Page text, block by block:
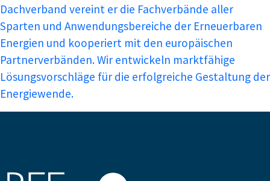
Dachverband vereint er die Fachverbände aller
Sparten und Anwendungsbereiche der Erneuerbaren
Energien und kooperiert mit den europäischen
Partnerverbänden. Wir entwickeln marktfähige
Lösungsvorschläge für die erfolgreiche Gestaltung der
Energiewende.